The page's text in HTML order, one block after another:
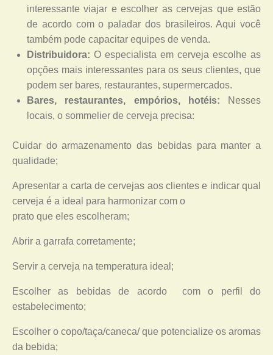
interessante viajar e escolher as cervejas que estão
de acordo com o paladar dos brasileiros. Aqui você
também pode capacitar equipes de venda.
Distribuidora: O especialista em cerveja escolhe as
opções mais interessantes para os seus clientes, que
podem ser bares, restaurantes, supermercados.
Bares, restaurantes, empórios, hotéis: Nesses
locais, o sommelier de cerveja precisa:
Cuidar do armazenamento das bebidas para manter a
qualidade;
Apresentar a carta de cervejas aos clientes e indicar qual
cerveja é a ideal para harmonizar com o
prato que eles escolheram;
Abrir a garrafa corretamente;
Servir a cerveja na temperatura ideal;
Escolher as bebidas de acordo com o perfil do
estabelecimento;
Escolher o copo/taça/caneca/ que potencialize os aromas
da bebida;